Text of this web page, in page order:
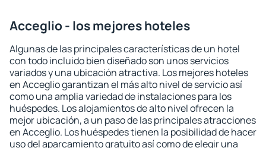
Acceglio - los mejores hoteles
Algunas de las principales características de un hotel
con todo incluido bien diseñado son unos servicios
variados y una ubicación atractiva. Los mejores hoteles
en Acceglio garantizan el más alto nivel de servicio así
como una amplia variedad de instalaciones para los
huéspedes. Los alojamientos de alto nivel ofrecen la
mejor ubicación, a un paso de las principales atracciones
en Acceglio. Los huéspedes tienen la posibilidad de hacer
uso del aparcamiento gratuito así como de elegir una